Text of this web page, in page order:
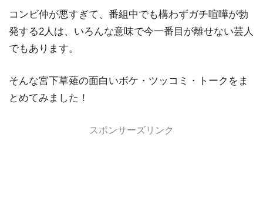
コンビ仲が悪すぎて、番組中でも構わずガチ喧嘩が勃
発する2人は、いろんな意味で今一番目が離せない芸人
でもあります。
そんな宮下草薙の面白いボケ・ツッコミ・トークをま
とめてみました！
スポンサーズリンク